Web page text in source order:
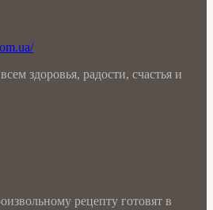
здоровья, радости, счастья и
рецепту готовят в